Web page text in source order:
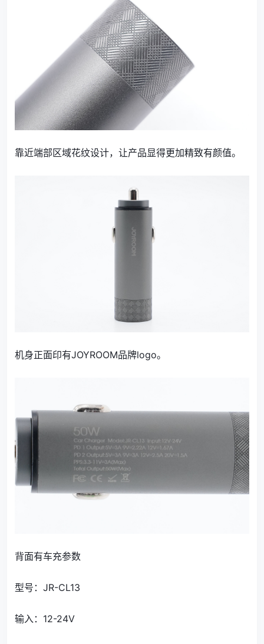
靠近端部区域花纹设计，让产品显得更加精致有颜值。
机身正面印有JOYROOM品牌logo。
背面有车充参数
型号：JR-CL13
输入：12-24V